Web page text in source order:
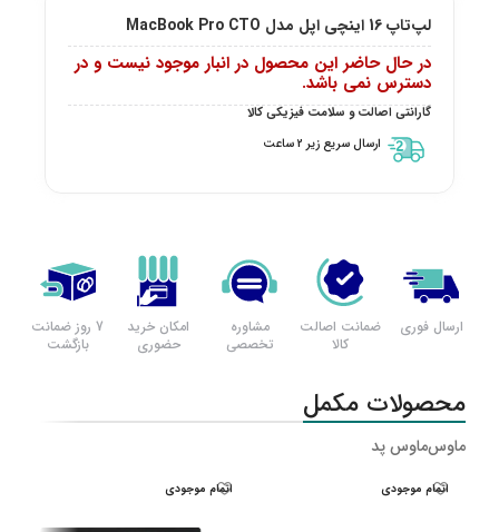
لپ‌تاپ 16 اینچی اپل مدل MacBook Pro CTO
در حال حاضر این محصول در انبار موجود نیست و در
دسترس نمی باشد.
گارانتی اصالت و سلامت فیزیکی کالا
ارسال سریع زیر 2 ساعت
ارسال فوری
ضمانت اصالت
کالا
مشاوره
تخصصی
امکان خرید
حضوری
7 روز ضمانت
بازگشت
محصولات مکمل
ماوسماوس پد
اتمام موجودی اتمام موجودی